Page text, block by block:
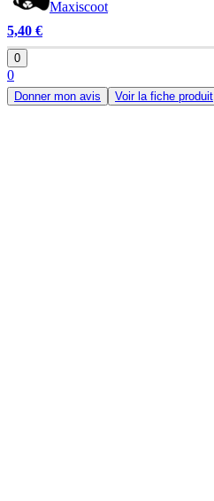
Maxiscoot
5,40 €
0
0
Donner mon avis Voir la fiche produit